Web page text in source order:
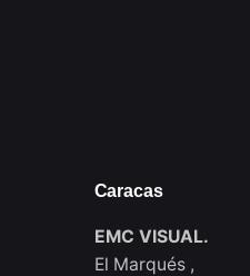
Caracas
EMC VISUAL.
El Marqués ,